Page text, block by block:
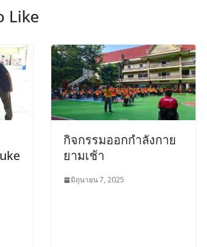
Like
กิจกรรมออกกำลังกาย
ยามเช้า
มิถุนายน 7, 2025